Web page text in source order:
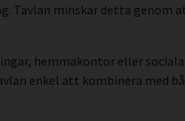
Tavlan minskar detta genom
hemmakontor eller
enkel att kombinera med